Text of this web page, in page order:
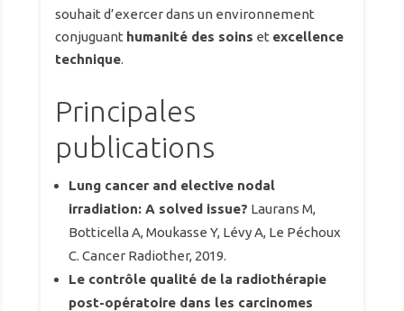
souhait d’exercer dans un environnement
conjuguant humanité des soins et excellence
technique.
Principales
publications
Lung cancer and elective nodal
irradiation: A solved issue? Laurans M,
Botticella A, Moukasse Y, Lévy A, Le Péchoux
C. Cancer Radiother, 2019.
Le contrôle qualité de la radiothérapie
post-opératoire dans les carcinomes